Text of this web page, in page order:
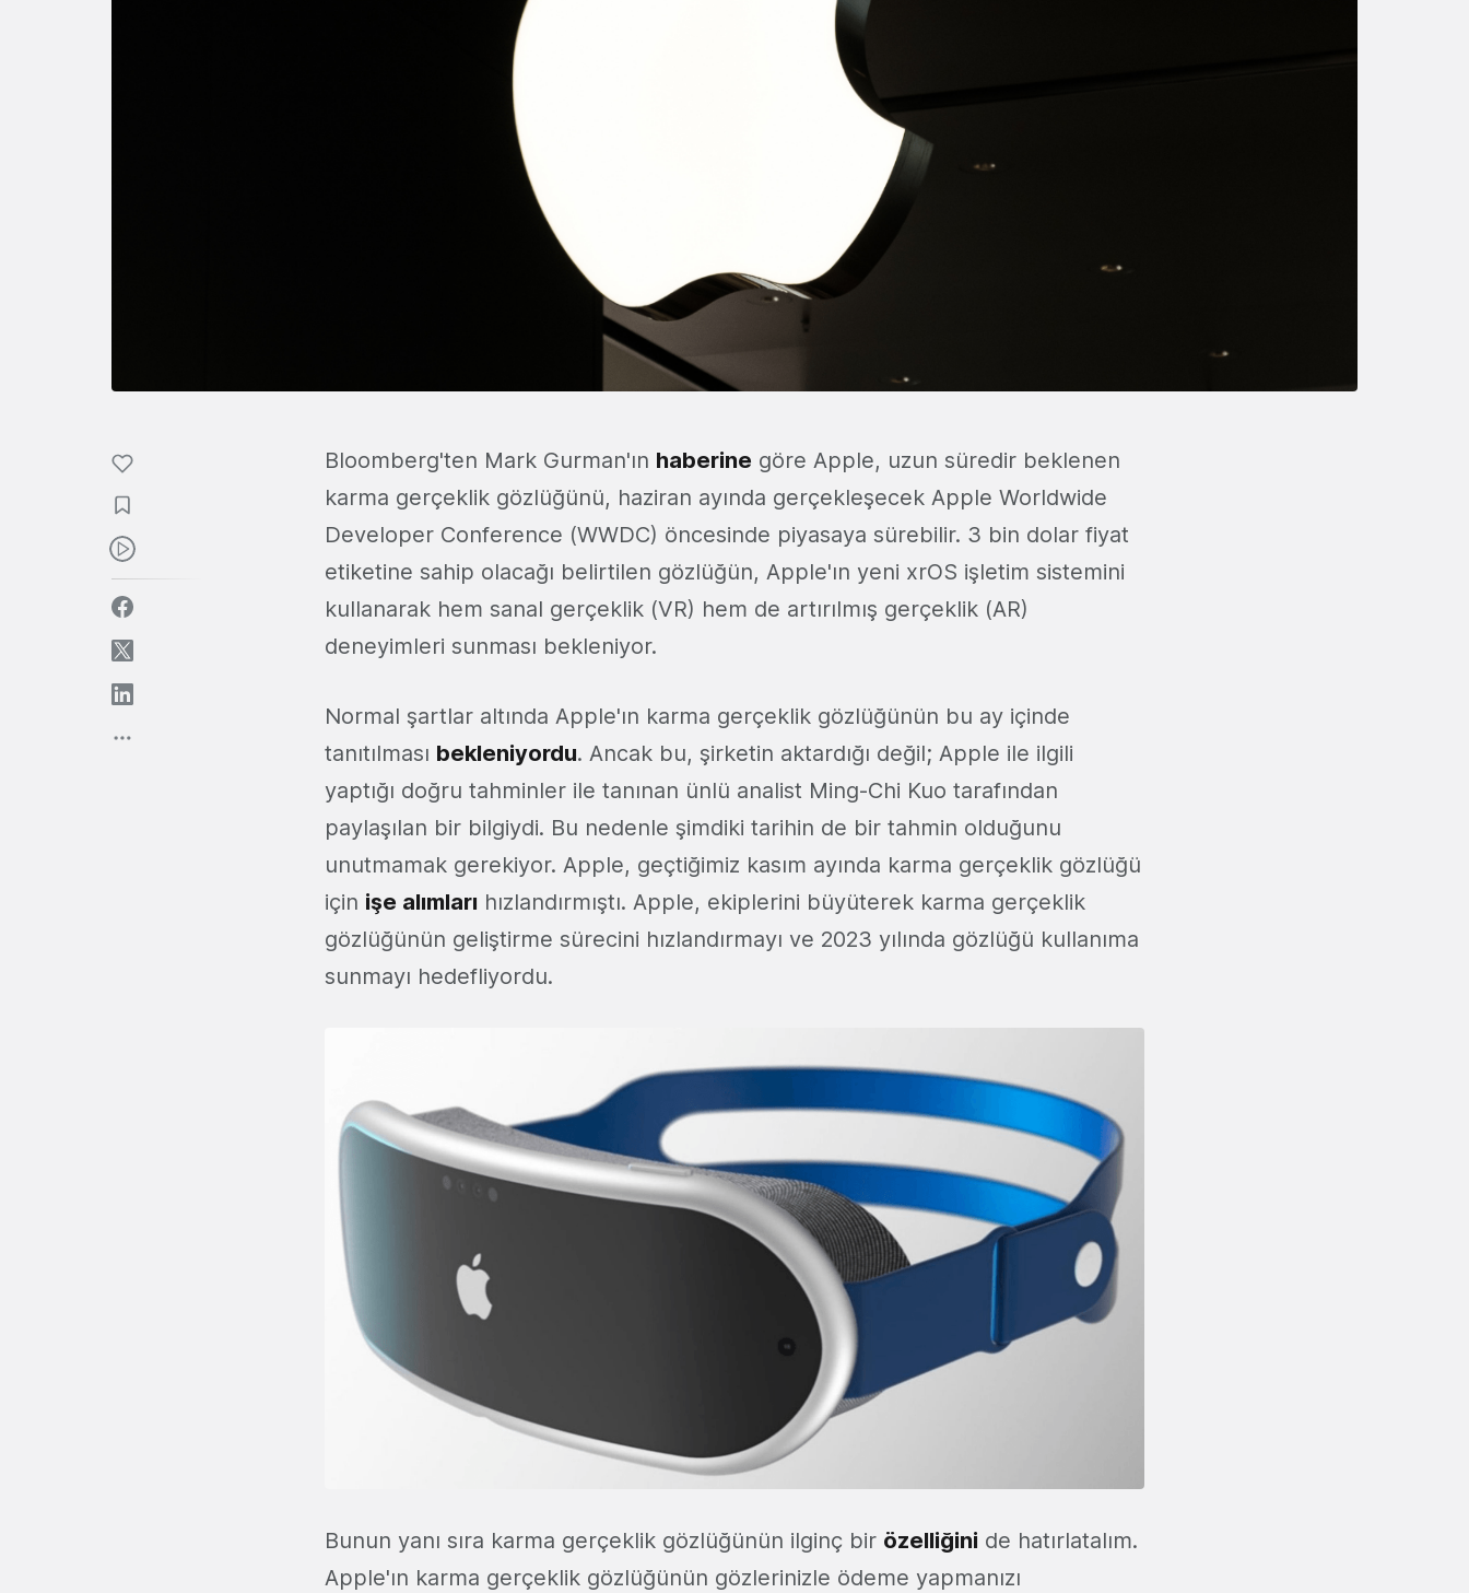
Bloomberg'ten Mark Gurman'ın haberine göre Apple, uzun süredir beklenen
karma gerçeklik gözlüğünü, haziran ayında gerçekleşecek Apple Worldwide
Developer Conference (WWDC) öncesinde piyasaya sürebilir. 3 bin dolar fiyat
etiketine sahip olacağı belirtilen gözlüğün, Apple'ın yeni xrOS işletim sistemini
kullanarak hem sanal gerçeklik (VR) hem de artırılmış gerçeklik (AR)
deneyimleri sunması bekleniyor.
Normal şartlar altında Apple'ın karma gerçeklik gözlüğünün bu ay içinde
tanıtılması bekleniyordu. Ancak bu, şirketin aktardığı değil; Apple ile ilgili
yaptığı doğru tahminler ile tanınan ünlü analist Ming-Chi Kuo tarafından
paylaşılan bir bilgiydi. Bu nedenle şimdiki tarihin de bir tahmin olduğunu
unutmamak gerekiyor. Apple, geçtiğimiz kasım ayında karma gerçeklik gözlüğü
için işe alımları hızlandırmıştı. Apple, ekiplerini büyüterek karma gerçeklik
gözlüğünün geliştirme sürecini hızlandırmayı ve 2023 yılında gözlüğü kullanıma
sunmayı hedefliyordu.
Bunun yanı sıra karma gerçeklik gözlüğünün ilginç bir özelliğini de hatırlatalım.
Apple'ın karma gerçeklik gözlüğünün gözlerinizle ödeme yapmanızı